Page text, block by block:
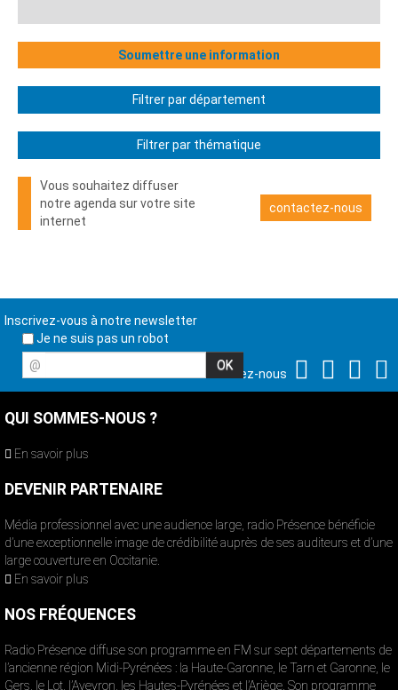
Soumettre une information
Filtrer par département
Filtrer par thématique
Vous souhaitez diffuser
notre agenda sur votre site
internet
contactez-nous
Inscrivez-vous à notre newsletter
Je ne suis pas un robot
@
Suivez-nous
QUI SOMMES-NOUS ?
En savoir plus
DEVENIR PARTENAIRE
Média professionnel avec une audience large, radio Présence bénéficie
d’une exceptionnelle image de crédibilité auprès de ses auditeurs et d’une
large couverture en Occitanie.
En savoir plus
NOS FRÉQUENCES
Radio Présence diffuse son programme en FM sur sept départements de
l’ancienne région Midi-Pyrénées : la Haute-Garonne, le Tarn et Garonne, le
Gers, le Lot, l’Aveyron, les Hautes-Pyrénées et l’Ariège. Son programme